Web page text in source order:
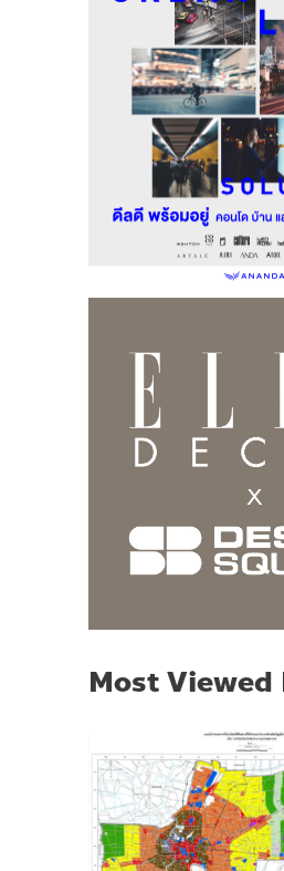
Most Viewed